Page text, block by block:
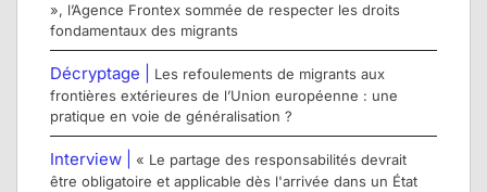
», l’Agence Frontex sommée de respecter les droits
fondamentaux des migrants
Décryptage |
Les refoulements de migrants aux
frontières extérieures de l’Union européenne : une
pratique en voie de généralisation ?
Interview |
« Le partage des responsabilités devrait
être obligatoire et applicable dès l'arrivée dans un État